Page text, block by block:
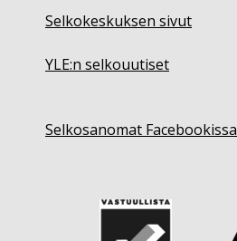
Selkokeskuksen sivut
YLE:n selkouutiset
Selkosanomat Facebookissa